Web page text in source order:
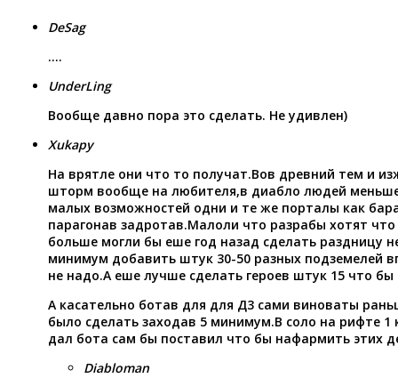
DeSag
….
UnderLing
Вообще давно пора это сделать. Не удивлен)
Xukapy
На врятле они что то получат.Вов древний тем и
шторм вообще на любителя,в диабло людей меньше
малых возможностей одни и те же порталы как
парагонав задротав.Малоли что разрабы хотят
больше могли бы еше год назад сделать раздницу
минимум добавить штук 30-50 разных подземелей
не надо.А еше лучше сделать героев штук 15 что
А касательно ботав для для Д3 сами виноваты
было сделать заходав 5 минимум.В соло на рифте
дал бота сам бы поставил что бы нафармить этих
Diabloman